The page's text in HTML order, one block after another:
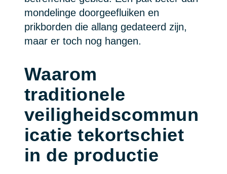
mondelinge doorgeefluiken en
prikborden die allang gedateerd zijn,
maar er toch nog hangen.
Waarom
traditionele
veiligheidscommun
icatie tekortschiet
in de productie